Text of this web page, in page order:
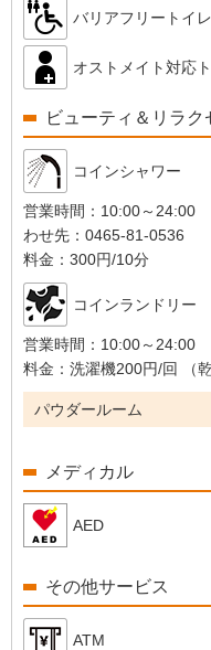
バリアフリートイレ
オストメイト対応
ビューティ＆リラク
コインシャワー
営業時間： 10:00～24:00
わせ先：0465-81-0536
料金： 300円/10分
コインランドリー
営業時間： 10:00～24:00
料金： 洗濯機200円/回 （
パウダールーム
メディカル
AED
その他サービス
ATM